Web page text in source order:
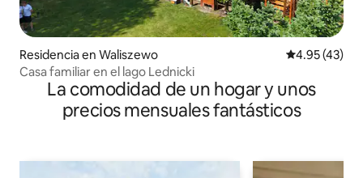
Residencia en Waliszewo Calificación
4.95 (43)
Casa familiar en el lago Lednicki
La comodidad de un hogar y unos
precios mensuales fantásticos